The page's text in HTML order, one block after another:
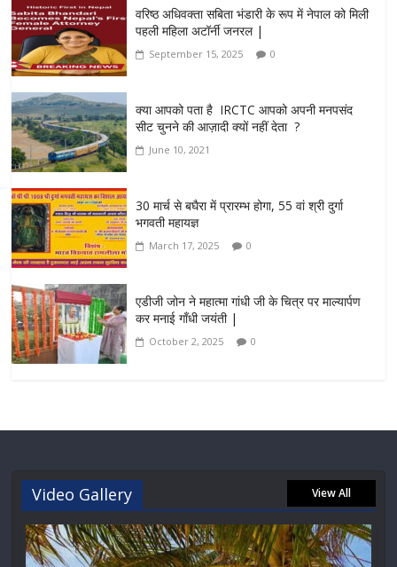
वरिष्ठ अधिवक्ता सबिता भंडारी के रूप में नेपाल को मिली
पहली महिला अटॉर्नी जनरल |
September 15, 2025 0
क्या आपको पता है IRCTC आपको अपनी मनपसंद
सीट चुनने की आज़ादी क्यों नहीं देता ?
June 10, 2021
30 मार्च से बघैरा में प्रारम्भ होगा, 55 वां श्री दुर्गा
भगवती महायज्ञ
March 17, 2025 0
एडीजी जोन ने महात्मा गांधी जी के चित्र पर माल्यार्पण
कर मनाई गाँधी जयंती |
October 2, 2025 0
Video Gallery View All